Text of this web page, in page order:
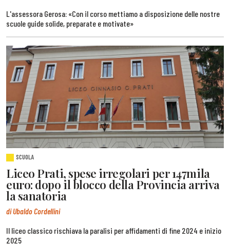
L'assessora Gerosa: «Con il corso mettiamo a disposizione delle nostre
scuole guide solide, preparate e motivate»
SCUOLA
Liceo Prati, spese irregolari per 147mila
euro: dopo il blocco della Provincia arriva
la sanatoria
di Ubaldo Cordellini
Il liceo classico rischiava la paralisi per affidamenti di fine 2024 e inizio
2025